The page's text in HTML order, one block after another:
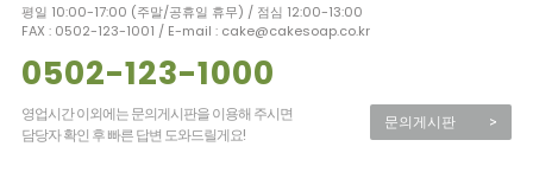
평일 10:00-17:00 (주말/공휴일 휴무) / 점심 12:00-13:00
FAX : 0502-123-1001 / E-mail : cake@cakesoap.co.kr
0502-123-1000
영업시간 이외에는 문의게시판을 이용해 주시면
담당자 확인 후 빠른 답변 도와드릴게요!
문의게시판 >